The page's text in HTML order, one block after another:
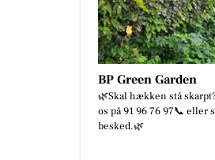
BP Green Garden
🌿Skal hækken stå
os på 91 96 76 97📞 eller
besked.🌿